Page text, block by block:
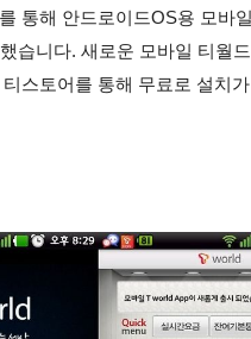
통해 안드로이드OS용 모바
습니다. 새로운 모바일 티월
스토어를 통해 무료로 설치가